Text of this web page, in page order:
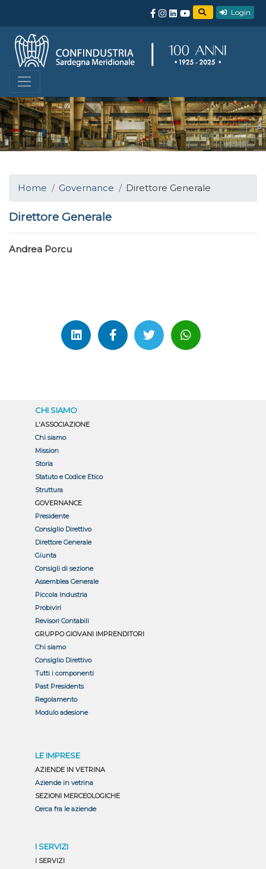
Login
Home Governance Direttore Generale
Direttore Generale
Andrea Porcu
CHI SIAMO
L'ASSOCIAZIONE
Chi siamo
Mission
Storia
Statuto e Codice Etico
Struttura
GOVERNANCE
Presidente
Consiglio Direttivo
Direttore Generale
Giunta
Consigli di sezione
Assemblea Generale
Piccola Industria
Probiviri
Revisori Contabili
GRUPPO GIOVANI IMPRENDITORI
Chi siamo
Consiglio Direttivo
Tutti i componenti
Past Presidents
Regolamento
Modulo adesione
LE IMPRESE
AZIENDE IN VETRINA
Aziende in vetrina
SEZIONI MERCEOLOGICHE
Cerca fra le aziende
I SERVIZI
I SERVIZI